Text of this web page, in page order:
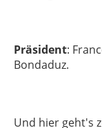
Präsident:
Bondaduz.
Und hier geht's